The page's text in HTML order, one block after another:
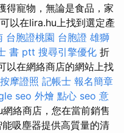
得寵物，無論是食品，家
以在lira.hu上找到選定產
台胞證桃園 台胞證 雄獅
書 ptt 搜尋引擎優化 折
以在網絡商店的網站上找
摩證照 記帳士 報名簡章
seo 外燴 點心 seo 意
絡商店，您在當前銷售
吸塵器提供高質量的清